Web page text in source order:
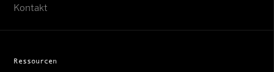
Kontakt
Ressourcen